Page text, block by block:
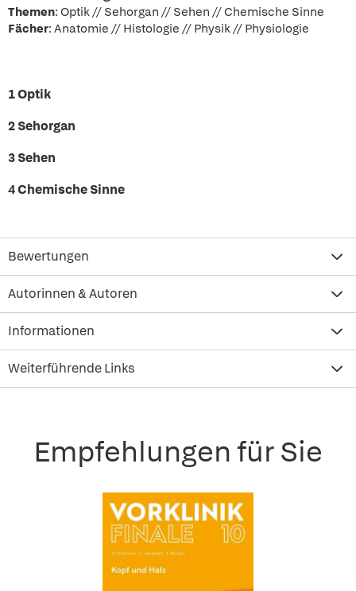
Themen: Optik // Sehorgan // Sehen // Chemische Sinne
Fächer: Anatomie // Histologie // Physik // Physiologie
1 Optik
2 Sehorgan
3 Sehen
4 Chemische Sinne
Bewertungen
Autorinnen & Autoren
Informationen
Weiterführende Links
Empfehlungen für Sie